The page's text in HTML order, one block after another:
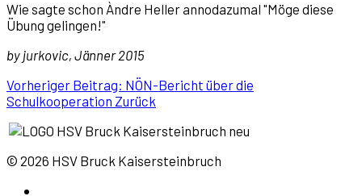
Wie sagte schon Àndre Heller annodazumal "Möge diese
Übung gelingen!"
by jurkovic, Jänner 2015
Vorheriger Beitrag: NÖN-Bericht über die
Schulkooperation Zurück
© 2026 HSV Bruck Kaisersteinbruch